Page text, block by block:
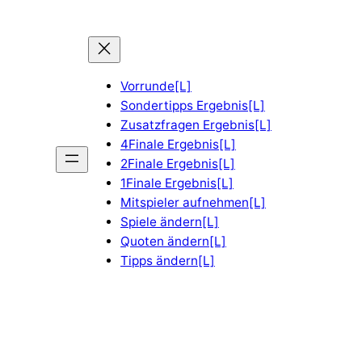
Vorrunde[L]
Sondertipps Ergebnis[L]
Zusatzfragen Ergebnis[L]
4Finale Ergebnis[L]
2Finale Ergebnis[L]
1Finale Ergebnis[L]
Mitspieler aufnehmen[L]
Spiele ändern[L]
Quoten ändern[L]
Tipps ändern[L]